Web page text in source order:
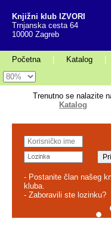
Knjižni klub IZVORI
Trnjanska cesta 64
10000 Zagreb
Početna Katalog
Trenutno se nalazite
Katalog
- Postanite član našeg
kluba.
- Zaboravili ste lozinku?